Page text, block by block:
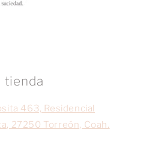
tienda
463, Residencial
27250 Torreón, Coah.